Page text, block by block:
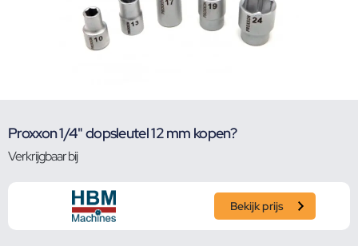
Proxxon 1/4" dopsleutel 12 mm kopen?
Verkrijgbaar bij
Bekijk prijs